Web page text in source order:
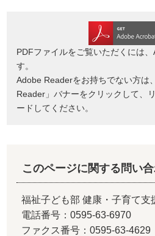
PDFファイルをご覧いただくには
す。
Adobe Readerをお持ちでない方は
Reader」バナーをクリックして、
ードしてください。
このページに関する問い
福祉子ども部 健康・子育て支
電話番号：0595-63-6970
ファクス番号：0595-63-4629